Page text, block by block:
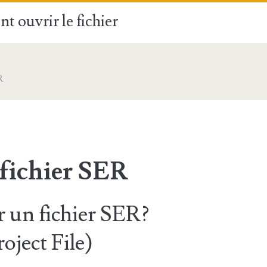
ouvrir le fichier
SER
fichier SER?
File)